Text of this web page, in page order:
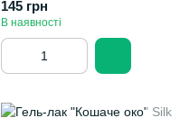
145 грн
В наявності